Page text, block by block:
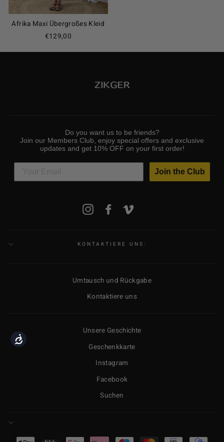
Accessibility
Afrika Maxi Übergroßes Kleid
€129,00
Do you want us to be friends?
Join our Members Club, enjoy special offers and exclusive
updates and get 10% OFF on your first order!
Join the Club
MAILINGLISTE
InstagramFacebookVimeo
KONTAKTIERE UNS:
Umtausch und Rückgabe
Kontaktiere uns
Unsere Geschichte
Geschenkkarte
Instagram
Facebook
Suchen